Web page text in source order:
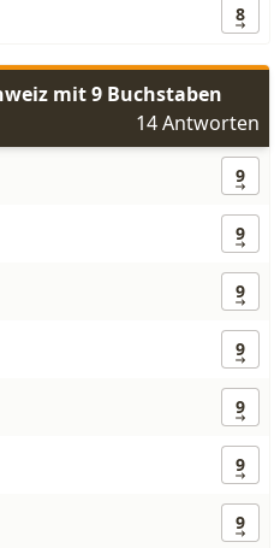
8
mit 9 Buchstaben
14 Antworten
9
9
9
9
9
9
9